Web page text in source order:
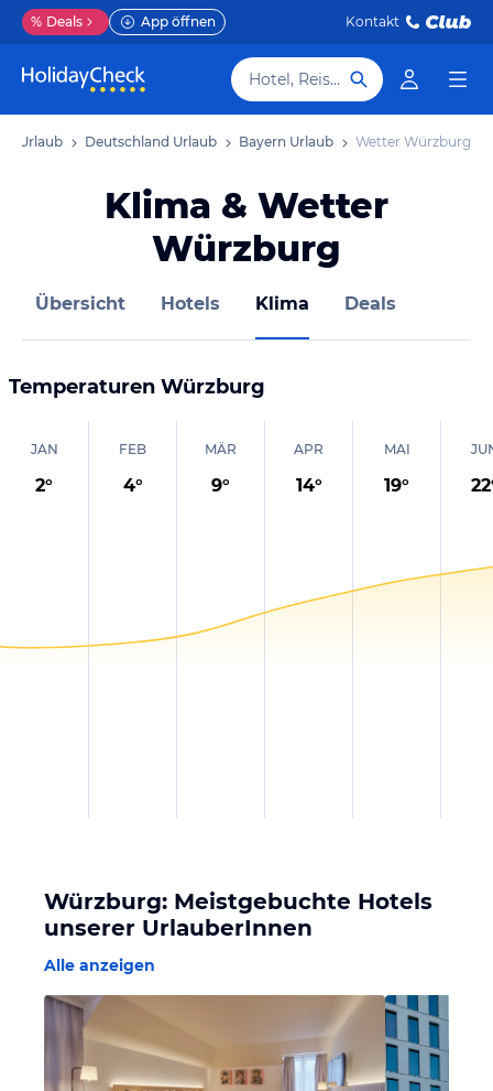
% Deals App öffnen Kontakt
Hotel, Reiseziel
Urlaub Deutschland Urlaub Bayern Urlaub Wetter Würzburg
Klima & Wetter
Würzburg
Übersicht Hotels Klima Deals
Temperaturen Würzburg
JAN
2°
FEB
4°
MÄR
9°
APR
14°
MAI
19° 22
Würzburg: Meistgebuchte Hotels
unserer UrlauberInnen
Alle anzeigen